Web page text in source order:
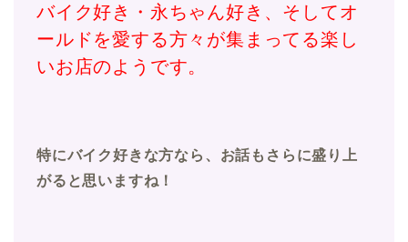
バイク好き・永ちゃん好き、そしてオ
ールドを愛する方々が集まってる楽し
いお店のようです。
特にバイク好きな方なら、お話もさらに盛り上
がると思いますね！